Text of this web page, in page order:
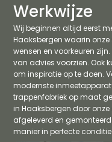
Werkwijze
Wij beginnen altijd eerst
Haaksbergen waarin
wensen en voorkeuren
van advies voorzien. Ook
om inspiratie op te doen.
modernste
trappenfabriek op maat
in Haaksbergen door
afgeleverd en
manier in perfecte conditie.